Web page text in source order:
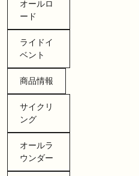
オールロ
ード
ライドイ
ベント
商品情報
サイクリ
ング
オールラ
ウンダー